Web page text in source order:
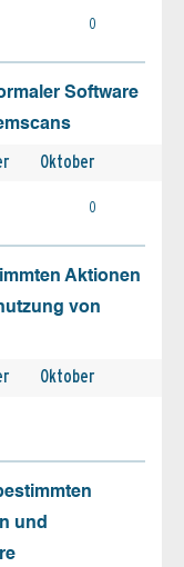
0
Software
Oktober
0
Aktionen
von
Oktober
und